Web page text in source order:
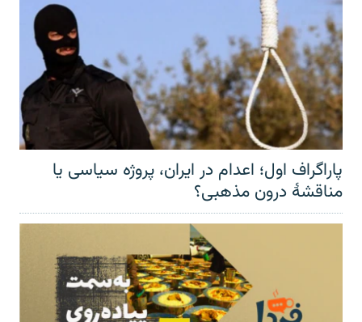
پاراگراف اول؛ اعدام در ایران، پروژه سیاسی یا
مناقشهٔ درون مذهبی؟